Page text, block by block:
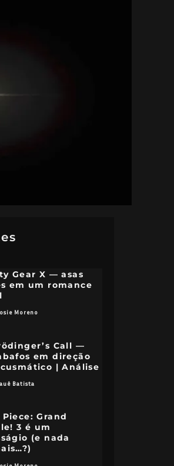
Gear X — asas
em um romance
Moreno
Call —
em direção
| Análise
Batista
Piece: Grand
3 é um
(e nada